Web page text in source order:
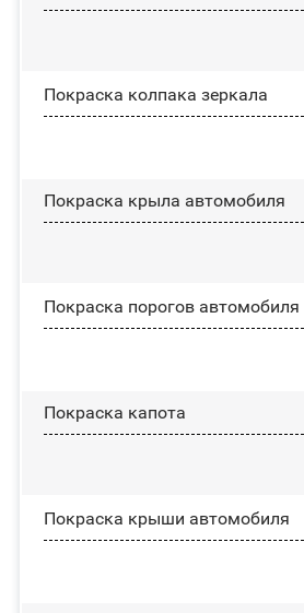
Покраска колпака зеркала
Покраска крыла автомобиля
Покраска порогов автомобиля
Покраска капота
Покраска крыши автомобиля